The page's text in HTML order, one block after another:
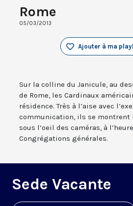
Rome
05/03/2013
Ajouter à ma
Sur la colline du Janicule, au
de Rome, les Cardinaux
résidence. Très à l’aise avec
communication, ils se montrent
sous l’oeil des caméras, à
Congrégations générales.
Sede Vacante